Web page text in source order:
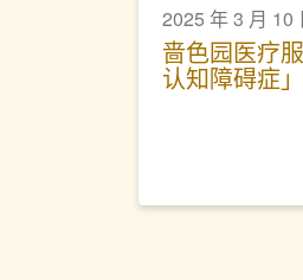
2025 年 3 月 10
啬色园医疗
认知障碍症